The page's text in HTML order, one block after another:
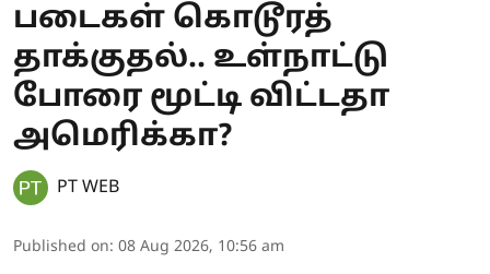
படைகள் கொடூரத்
தாக்குதல்.. உள்நாட்டு
போரை மூட்டி விட்டதா
அமெரிக்கா?
PT WEB
Published on: 08 Aug 2026, 10:56 am